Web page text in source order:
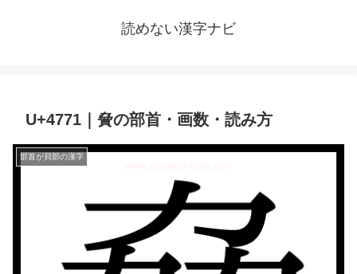
読めない漢字ナビ
U+4771｜䝱の部首・画数・読み方
部首が貝部の漢字